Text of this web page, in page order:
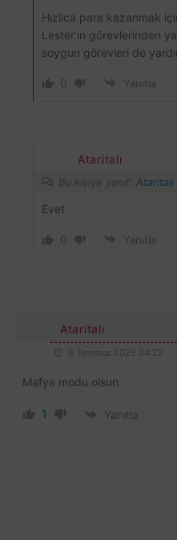
Hızlıca para kazanmak
Lester’ın görevlerinden
soygun görevleri de
0 Yanıtla
Ataritalı
Bu kişiye yanıt: Ataritalı
Evet
0 Yanıtla
Ataritalı
8 Temmuz 2025 04:22
Mafya modu olsun
1 Yanıtla